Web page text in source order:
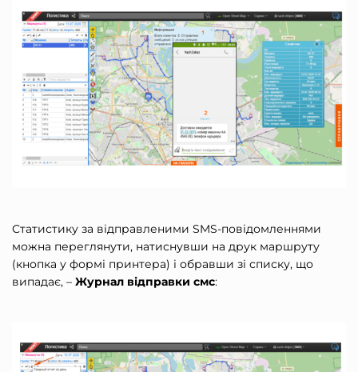
Статистику за відправленими SMS-повідомленнями
можна переглянути, натиснувши на друк маршруту
(кнопка у формі принтера) і обравши зі списку, що
випадає, – Журнал відправки смс: